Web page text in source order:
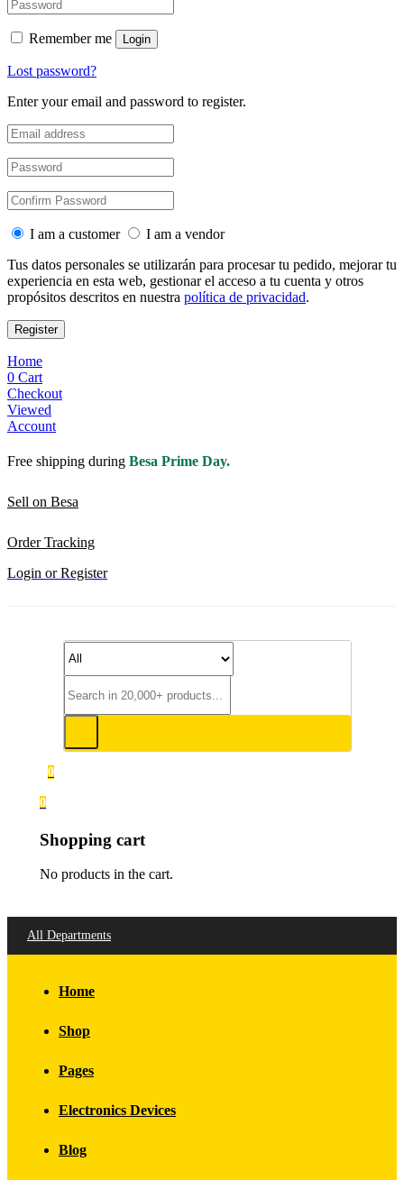
Remember me Login
Lost password?
Enter your email and password to register.
I am a customer
I am a vendor
Tus datos personales se utilizarán para procesar tu pedido, mejorar tu
experiencia en esta web, gestionar el acceso a tu cuenta y otros
propósitos descritos en nuestra política de privacidad.
Register
Home
0 Cart
Checkout
Viewed
Account
Free shipping during Besa Prime Day.
Sell on Besa
Order Tracking
Login or Register
0
0
Shopping cart
No products in the cart.
All Departments
Home
Shop
Pages
Electronics Devices
Blog